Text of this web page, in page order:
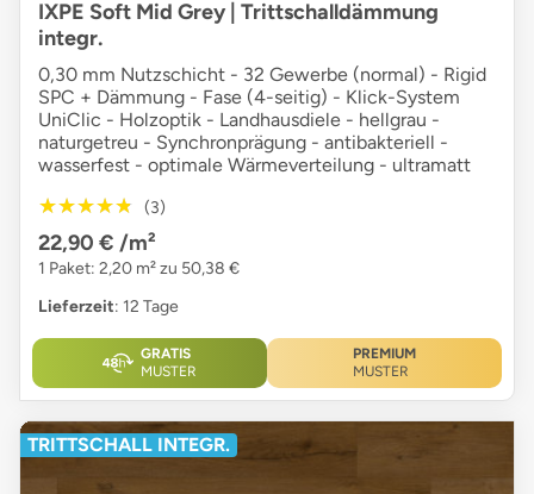
IXPE Soft Mid Grey | Trittschalldämmung
integr.
0,30 mm Nutzschicht - 32 Gewerbe (normal) - Rigid
SPC + Dämmung - Fase (4-seitig) - Klick-System
UniClic - Holzoptik - Landhausdiele - hellgrau -
naturgetreu - Synchronprägung - antibakteriell -
wasserfest - optimale Wärmeverteilung - ultramatt
★★★★★
★★★★★ (3)
22,90 € /m²
1 Paket: 2,20 m² zu 50,38 €
Lieferzeit: 12 Tage
GRATIS
MUSTER
PREMIUM
MUSTER
TRITTSCHALL INTEGR.